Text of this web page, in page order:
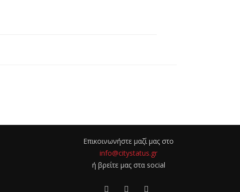
Επικοινωνήστε μαζί μας στο
info@citystatus.gr
ή βρείτε μας στα social